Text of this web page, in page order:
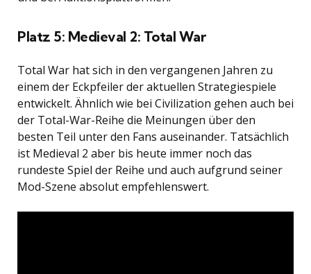
Platz 5: Medieval 2: Total War
Total War hat sich in den vergangenen Jahren zu
einem der Eckpfeiler der aktuellen Strategiespiele
entwickelt. Ähnlich wie bei Civilization gehen auch bei
der Total-War-Reihe die Meinungen über den
besten Teil unter den Fans auseinander. Tatsächlich
ist Medieval 2 aber bis heute immer noch das
rundeste Spiel der Reihe und auch aufgrund seiner
Mod-Szene absolut empfehlenswert.